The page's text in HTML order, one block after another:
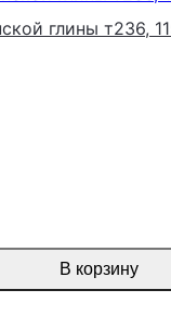
глины т236,
В корзину